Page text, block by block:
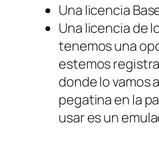
Una licencia
Una licencia de
tenemos una
estemos
donde lo vamos
pegatina en la
usar es un